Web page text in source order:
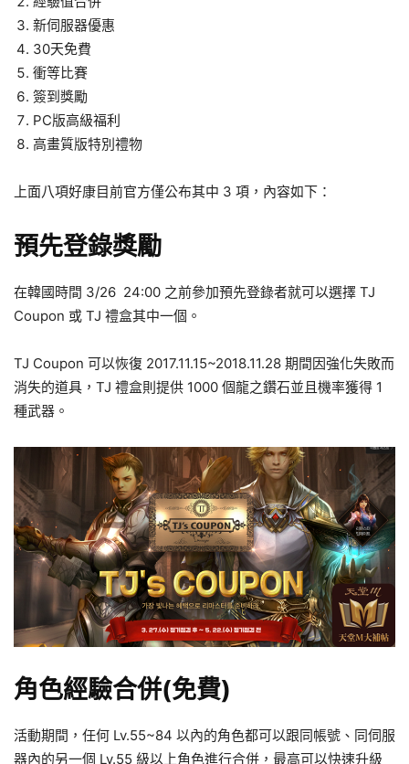
新伺服器優惠
30天免費
衝等比賽
簽到獎勵
PC版高級福利
高畫質版特別禮物
上面八項好康目前官方僅公布其中 3 項，內容如下：
預先登錄獎勵
在韓國時間 3/26 24:00 之前參加預先登錄者就可以選擇 TJ
Coupon 或 TJ 禮盒其中一個。
TJ Coupon 可以恢復 2017.11.15~2018.11.28 期間因強化失敗而
消失的道具，TJ 禮盒則提供 1000 個龍之鑽石並且機率獲得 1
種武器。
角色經驗合併(免費)
活動期間，任何 Lv.55~84 以內的角色都可以跟同帳號、同伺服
器內的另一個 Lv.55 級以上角色進行合併，最高可以快速升級